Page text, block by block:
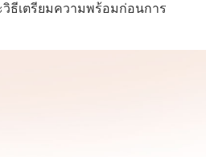
วิธีเตรียมความพร้อมก่อนการ